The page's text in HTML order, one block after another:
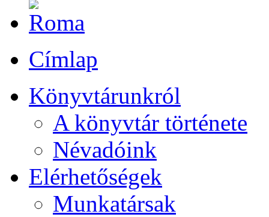
Címlap
Könyvtárunkról
A könyvtár története
Névadóink
Elérhetőségek
Munkatársak